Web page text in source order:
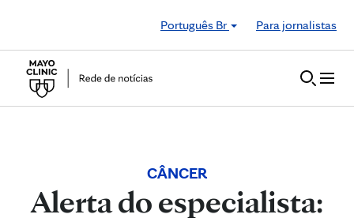
Português Br
Para jornalistas
CÂNCER
Alerta do especialista: